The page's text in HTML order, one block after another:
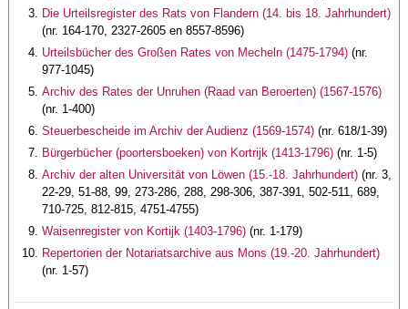
Die Urteilsregister des Rats von Flandern (14. bis 18. Jahrhundert)
(nr. 164-170, 2327-2605 en 8557-8596)
Urteilsbücher des Großen Rates von Mecheln (1475-1794) (nr.
977-1045)
Archiv des Rates der Unruhen (Raad van Beroerten) (1567-1576)
(nr. 1-400)
Steuerbescheide im Archiv der Audienz (1569-1574) (nr. 618/1-39)
Bürgerbücher (poortersboeken) von Kortrijk (1413-1796) (nr. 1-5)
Archiv der alten Universität von Löwen (15.-18. Jahrhundert) (nr. 3,
22-29, 51-88, 99, 273-286, 288, 298-306, 387-391, 502-511, 689,
710-725, 812-815, 4751-4755)
Waisenregister von Kortijk (1403-1796) (nr. 1-179)
Repertorien der Notariatsarchive aus Mons (19.-20. Jahrhundert)
(nr. 1-57)